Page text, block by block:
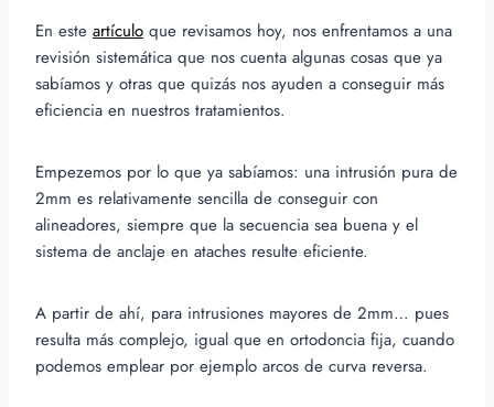
En este artículo que revisamos hoy, nos enfrentamos a una
revisión sistemática que nos cuenta algunas cosas que ya
sabíamos y otras que quizás nos ayuden a conseguir más
eficiencia en nuestros tratamientos.
Empezemos por lo que ya sabíamos: una intrusión pura de
2mm es relativamente sencilla de conseguir con
alineadores, siempre que la secuencia sea buena y el
sistema de anclaje en ataches resulte eficiente.
A partir de ahí, para intrusiones mayores de 2mm… pues
resulta más complejo, igual que en ortodoncia fija, cuando
podemos emplear por ejemplo arcos de curva reversa.